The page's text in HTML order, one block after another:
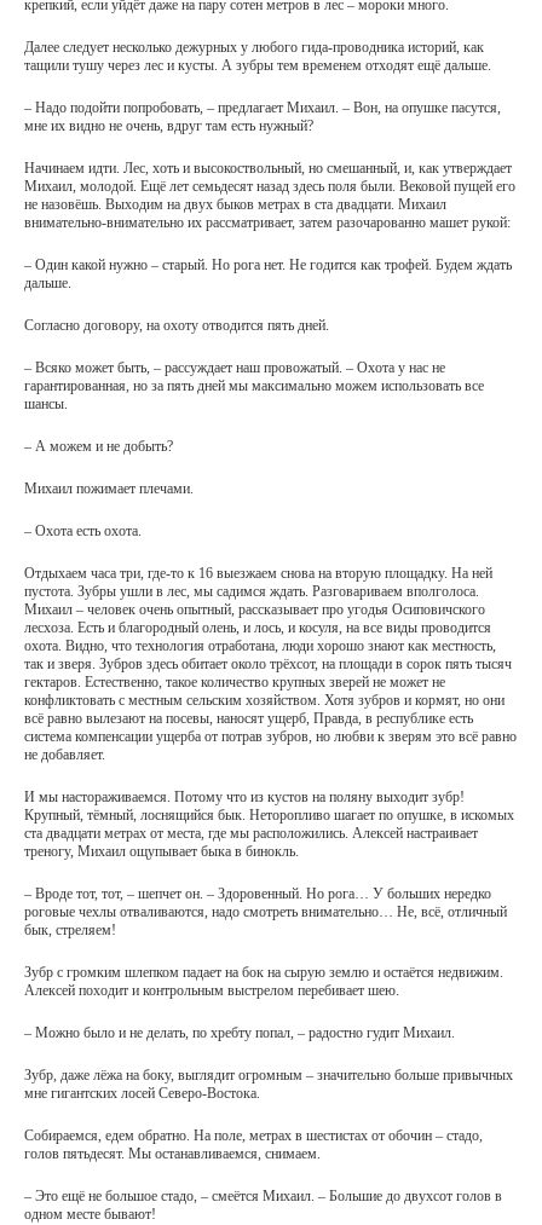
крепкий, если уйдёт даже на пару сотен метров в лес – мороки много.
Далее следует несколько дежурных у любого гида-проводника историй, как
тащили тушу через лес и кусты. А зубры тем временем отходят ещё дальше.
– Надо подойти попробовать, – предлагает Михаил. – Вон, на опушке пасутся,
мне их видно не очень, вдруг там есть нужный?
Начинаем идти. Лес, хоть и высокоствольный, но смешанный, и, как утверждает
Михаил, молодой. Ещё лет семьдесят назад здесь поля были. Вековой пущей его
не назовёшь. Выходим на двух быков метрах в ста двадцати. Михаил
внимательно-внимательно их рассматривает, затем разочарованно машет рукой:
– Один какой нужно – старый. Но рога нет. Не годится как трофей. Будем ждать
дальше.
Согласно договору, на охоту отводится пять дней.
– Всяко может быть, – рассуждает наш провожатый. – Охота у нас не
гарантированная, но за пять дней мы максимально можем использовать все
шансы.
– А можем и не добыть?
Михаил пожимает плечами.
– Охота есть охота.
Отдыхаем часа три, где-то к 16 выезжаем снова на вторую площадку. На ней
пустота. Зубры ушли в лес, мы садимся ждать. Разговариваем вполголоса.
Михаил – человек очень опытный, рассказывает про угодья Осиповичского
лесхоза. Есть и благородный олень, и лось, и косуля, на все виды проводится
охота. Видно, что технология отработана, люди хорошо знают как местность,
так и зверя. Зубров здесь обитает около трёхсот, на площади в сорок пять тысяч
гектаров. Естественно, такое количество крупных зверей не может не
конфликтовать с местным сельским хозяйством. Хотя зубров и кормят, но они
всё равно вылезают на посевы, наносят ущерб, Правда, в республике есть
система компенсации ущерба от потрав зубров, но любви к зверям это всё равно
не добавляет.
И мы настораживаемся. Потому что из кустов на поляну выходит зубр!
Крупный, тёмный, лоснящийся бык. Неторопливо шагает по опушке, в искомых
ста двадцати метрах от места, где мы расположились. Алексей настраивает
треногу, Михаил ощупывает быка в бинокль.
– Вроде тот, тот, – шепчет он. – Здоровенный. Но рога… У больших нередко
роговые чехлы отваливаются, надо смотреть внимательно… Не, всё, отличный
бык, стреляем!
Зубр с громким шлепком падает на бок на сырую землю и остаётся недвижим.
Алексей походит и контрольным выстрелом перебивает шею.
– Можно было и не делать, по хребту попал, – радостно гудит Михаил.
Зубр, даже лёжа на боку, выглядит огромным – значительно больше привычных
мне гигантских лосей Северо-Востока.
Собираемся, едем обратно. На поле, метрах в шестистах от обочин – стадо,
голов пятьдесят. Мы останавливаемся, снимаем.
– Это ещё не большое стадо, – смеётся Михаил. – Большие до двухсот голов в
одном месте бывают!